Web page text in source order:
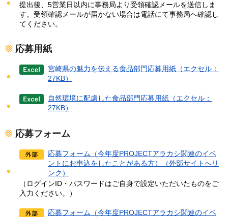
提出後、5営業日以内に事務局より受領確認メールを送信しま
す。受領確認メールが届かない場合は電話にて事務局へ確認し
てください。
応募用紙
宮崎県の魅力を伝える食品部門応募用紙（エクセル：
27KB）
自然環境に配慮した食品部門応募用紙（エクセル：
27KB）
応募フォーム
応募フォーム（今年度PROJECTアラカシ関連のイベ
ントにお申込をしたことがある方）（外部サイトへリ
ンク）
（ログインID・パスワードはご自身で設定いただいたものをご
入力ください。）
応募フォーム（今年度PROJECTアラカシ関連のイベ